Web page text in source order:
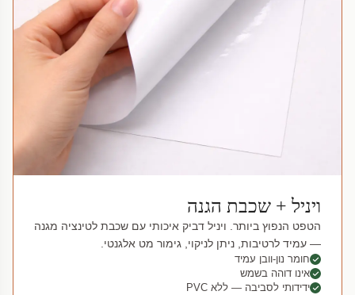
ויניל + שכבת הגנה
הטפט הנפוץ ביותר. ויניל דביק איכותי עם שכבת לטינציה מגנה
— עמיד לרטיבות, ניתן לניקוי, גימור מט אלגנטי.
חומר נון-וובן עמיד
אינו דוהה בשמש
ידידותי לסביבה — ללא PVC